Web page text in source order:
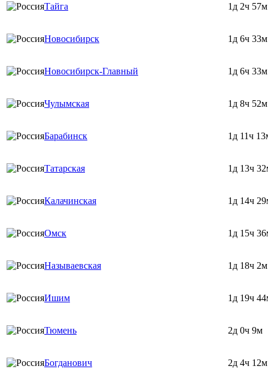
Тайга 1д 2ч 57м
Новосибирск 1д 6ч 33м
Новосибирск-Главный 1д 6ч 33м
Чулымская 1д 8ч 52м
Барабинск 1д 11ч
Татарская 1д 13ч
Калачинская 1д 14ч
Омск 1д 15ч
Называевская 1д 18ч 2м
Ишим 1д 19ч
Тюмень 2д 0ч 9м
Богданович 2д 4ч 12м